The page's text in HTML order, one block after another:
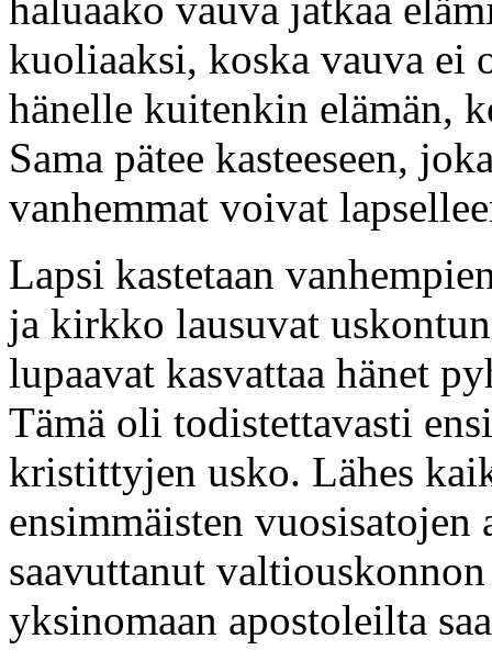
kuoliaaksi, koska vauva ei
hänelle kuitenkin elämän,
Sama pätee kasteeseen,
vanhemmat voivat
Lapsi kastetaan
ja kirkko lausuvat
lupaavat kasvattaa hänet
Tämä oli todistettavasti
kristittyjen usko. Lähes
ensimmäisten
saavuttanut
yksinomaan apostoleilta